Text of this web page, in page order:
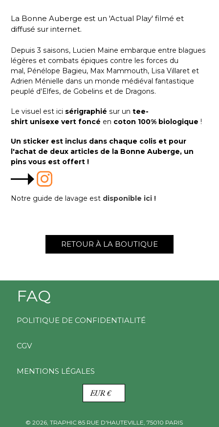
La Bonne Auberge est un 'Actual Play' filmé et
diffusé sur internet.
Depuis 3 saisons, Lucien Maine embarque entre blagues
légères et combats épiques contre les forces du
mal, Pénélope Bagieu, Max Mammouth, Lisa Villaret et
Adrien Ménielle dans un monde médiéval fantastique
peuplé d'Elfes, de Gobelins et de Dragons.
Le visuel est ici sérigraphié sur un tee-
shirt unisexe vert foncé en coton 100% biologique !
Un sticker est inclus dans chaque colis et pour
l'achat de deux articles de la Bonne Auberge, un
pins vous est offert !
Notre guide de lavage est disponible ici !
RETOUR À LA BOUTIQUE
FAQ
POLITIQUE DE CONFIDENTIALITÉ
CGV
MENTIONS LÉGALES
I
EUR €
© 2026, TRAPHIC85 RUE D'HAUTEVILLE, 75010 PARIS